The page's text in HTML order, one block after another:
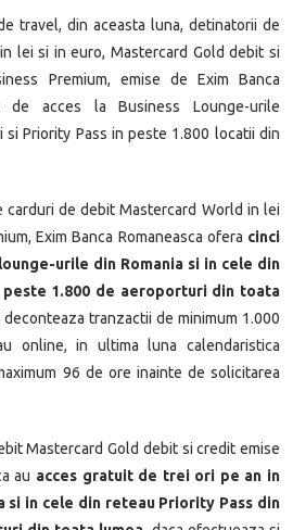
travel, din aceasta luna, detinatorii de
lei si in euro, Mastercard Gold debit si
Premium, emise de Exim Banca
de acces la Business Lounge-urile
Priority Pass in peste 1.800 locatii din
de debit Mastercard World in lei
Exim Banca Romaneasca ofera cinci
urile din Romania si in cele din
1.800 de aeroporturi din toata
tranzactii de minimum 1.000
online, in ultima luna calendaristica
96 de ore inainte de solicitarea
Mastercard Gold debit si credit emise
au accesgratuit de trei ori pe an in
si in cele din reteau Priority Pass din